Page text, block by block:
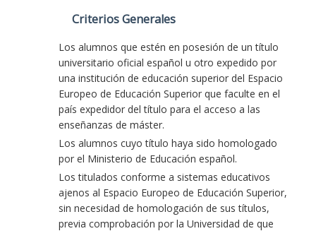
Criterios Generales
Los alumnos que estén en posesión de un título
universitario oficial español u otro expedido por
una institución de educación superior del Espacio
Europeo de Educación Superior que faculte en el
país expedidor del título para el acceso a las
enseñanzas de máster.
Los alumnos cuyo título haya sido homologado
por el Ministerio de Educación español.
Los titulados conforme a sistemas educativos
ajenos al Espacio Europeo de Educación Superior,
sin necesidad de homologación de sus títulos,
previa comprobación por la Universidad de que